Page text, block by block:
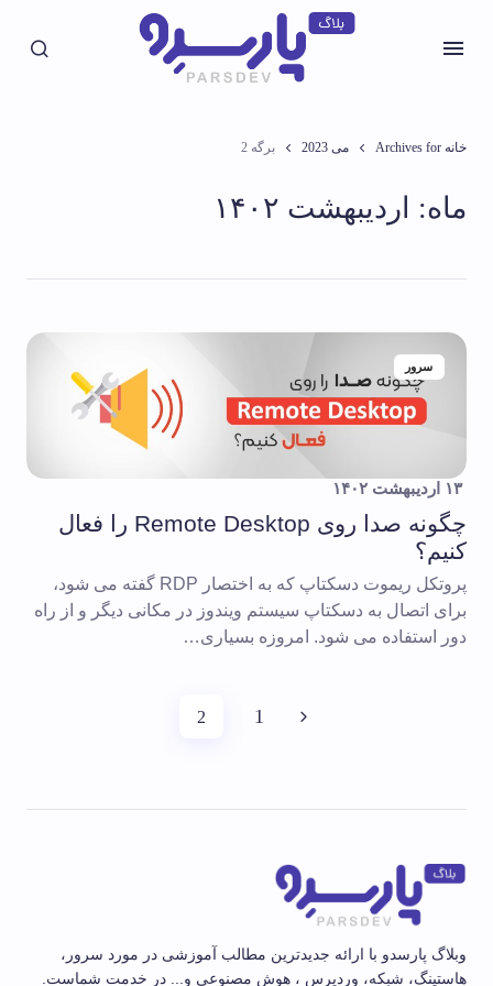
خانه Archives for می 2023 برگه 2
ماه: اردیبهشت ۱۴۰۲
سرور
۱۳ اردیبهشت ۱۴۰۲
چگونه صدا روی Remote Desktop را فعال
کنیم؟
پروتکل ریموت دسکتاپ که به اختصار RDP گفته می شود،
برای اتصال به دسکتاپ سیستم ویندوز در مکانی دیگر و از راه
دور استفاده می شود. امروزه بسیاری…
1
2
وبلاگ پارسدو با ارائه جدیدترین مطالب آموزشی در مورد سرور،
هاستینگ، شبکه، وردپرس ، هوش مصنوعی و... در خدمت شماست.